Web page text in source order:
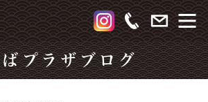
ばプラザブログ